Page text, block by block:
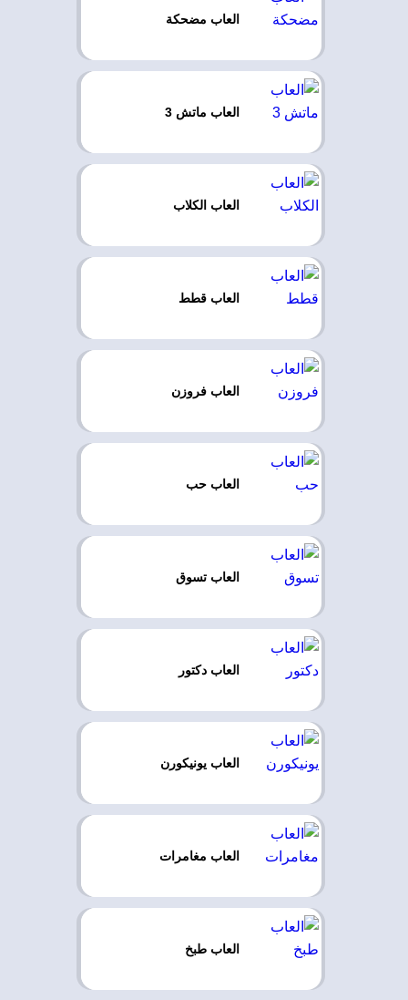
العاب مضحكة
العاب ماتش 3
العاب الكلاب
العاب قطط
العاب فروزن
العاب حب
العاب تسوق
العاب دكتور
العاب يونيكورن
العاب مغامرات
العاب طبخ